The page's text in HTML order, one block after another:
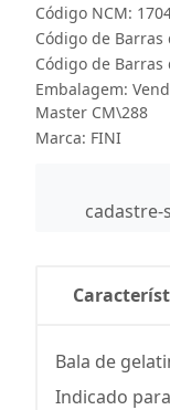
Código NCM:
Código de Barras
Código de Barras
Embalagem:
Master CM\288
Marca: FINI
Bala de
Indicado